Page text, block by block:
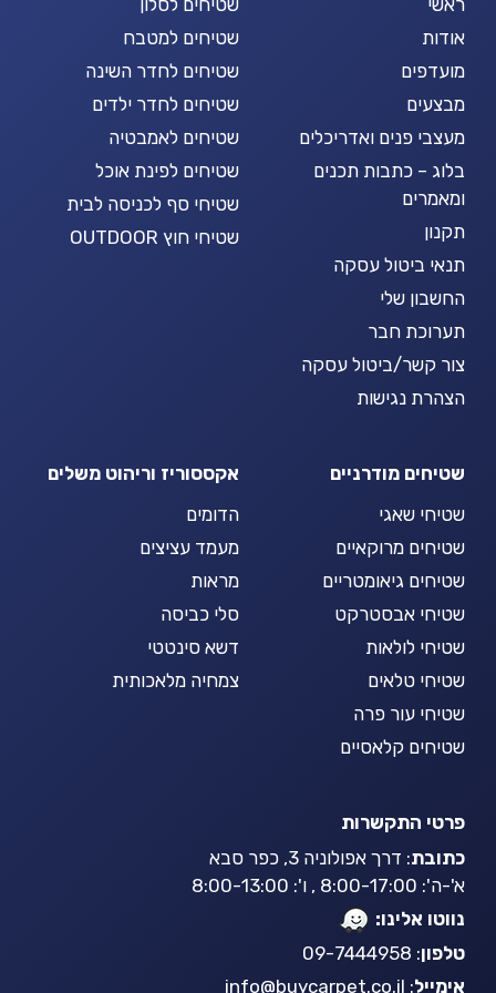
אודות
מועדפים
מבצעים
מעצבי פנים ואדריכלים
בלוג – כתבות תכנים
ומאמרים
תקנון
תנאי ביטול עסקה
החשבון שלי
תערוכת חבר
צור קשר/ביטול עסקה
הצהרת נגישות
שטיחים למטבח
שטיחים לחדר השינה
שטיחים לחדר ילדים
שטיחים לאמבטיה
שטיחים לפינת אוכל
שטיחי סף לכניסה לבית
שטיחי חוץ OUTDOOR
שטיחים מודרניים
שטיחי שאגי
שטיחים מרוקאיים
שטיחים גיאומטריים
שטיחי אבסטרקט
שטיחי לולאות
שטיחי טלאים
שטיחי עור פרה
שטיחים קלאסיים
אקססוריז וריהוט משלים
הדומים
מעמד עציצים
מראות
סלי כביסה
דשא סינטטי
צמחיה מלאכותית
פרטי התקשרות
כתובת: דרך אפולוניה 3, כפר סבא
א'-ה': 8:00-17:00 , ו': 8:00-13:00
נווטו אלינו:
טלפון: 09-7444958
אימייל:
info@buycarpet.co.il